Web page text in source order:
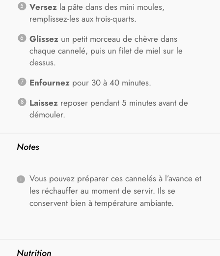
Versezla pâte dans des mini moules,
remplissez-les aux trois-quarts.
Glissezun petit morceau de chèvre dans
chaque cannelé, puis un filet de miel sur le
dessus.
Enfournezpour 30 à 40 minutes.
Laissezreposer pendant 5 minutes avant de
démouler.
Notes
Vous pouvez préparer ces cannelés à l’avance et
les réchauffer au moment de servir. Ils se
conservent bien à température ambiante.
Nutrition